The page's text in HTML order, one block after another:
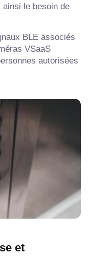
le besoin de
BLE associés
VSaaS
autorisées
et